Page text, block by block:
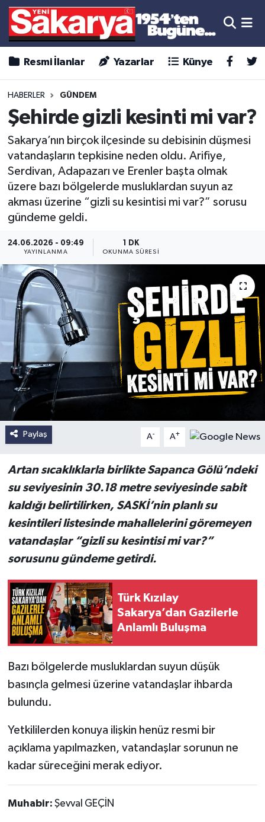
Resmi İlanlar Yazarlar Künye
HABERLER GÜNDEM
Şehirde gizli kesinti mi var?
Sakarya’nın birçok ilçesinde su debisinin düşmesi
vatandaşların tepkisine neden oldu. Arifiye,
Serdivan, Adapazarı ve Erenler başta olmak
üzere bazı bölgelerde musluklardan suyun az
akması üzerine “gizli su kesintisi mi var?” sorusu
gündeme geldi.
24.06.2026 - 09:49
YAYINLANMA
1 DK
OKUNMA SÜRESI
Paylaş A- A+
Artan sıcaklıklarla birlikte Sapanca Gölü’ndeki
su seviyesinin 30.18 metre seviyesinde sabit
kaldığı belirtilirken, SASKİ’nin planlı su
kesintileri listesinde mahallelerini göremeyen
vatandaşlar “gizli su kesintisi mi var?”
sorusunu gündeme getirdi.
Türk Kızılay
Sakarya’dan Gazilerle
Anlamlı Buluşma
Bazı bölgelerde musluklardan suyun düşük
basınçla gelmesi üzerine vatandaşlar ihbarda
bulundu.
Yetkililerden konuya ilişkin henüz resmi bir
açıklama yapılmazken, vatandaşlar sorunun ne
kadar süreceğini merak ediyor.
Muhabir: Şevval GEÇİN